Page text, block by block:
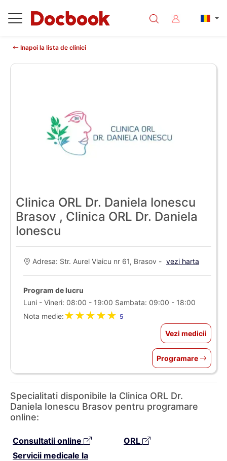
Inapoi la lista de clinici
Clinica ORL Dr. Daniela Ionescu
Brasov , Clinica ORL Dr. Daniela
Ionescu
Adresa: Str. Aurel Vlaicu nr 61, Brasov - vezi harta
Program de lucru
Luni - Vineri: 08:00 - 19:00 Sambata: 09:00 - 18:00
Nota medie:★★★★★ 5
Vezi medicii
Programare
Specialitati disponibile la Clinica ORL Dr.
Daniela Ionescu Brasov pentru programare
online:
Consultatii online
ORL
Servicii medicale la